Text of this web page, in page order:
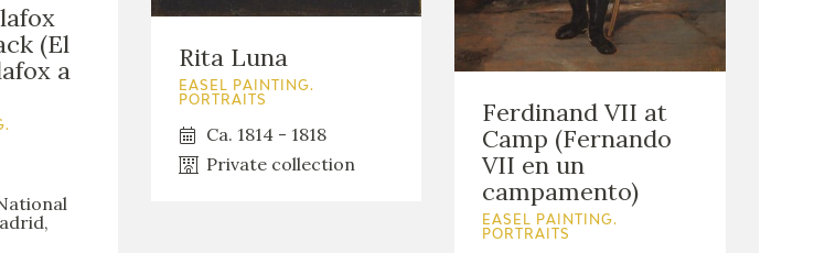
PREMIO ARAGÓN
GOYA
(El
a
Rita Luna
EASEL PAINTING.
PORTRAITS
Ca. 1814 - 1818
Private collection
Ferdinand VII at
Camp (Fernando
VII en un
campamento)
EASEL PAINTING.
PORTRAITS